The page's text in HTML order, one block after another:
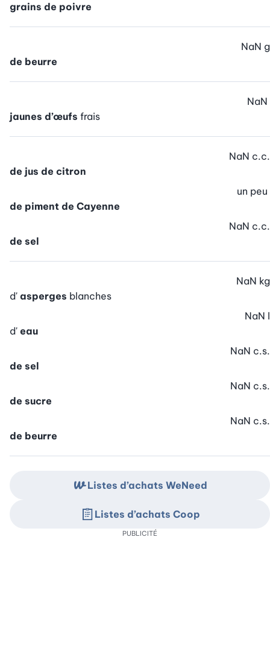
grains de poivre
de beurre
NaN g
jaunes d’œufs frais
NaN
de jus de citron
NaN c.c.
de piment de Cayenne
un peu
de sel
NaN c.c.
d' asperges blanches
NaN kg
d' eau
NaN l
de sel
NaN c.s.
de sucre
NaN c.s.
de beurre
NaN c.s.
Listes d’achats WeNeed
Listes d’achats Coop
PUBLICITÉ